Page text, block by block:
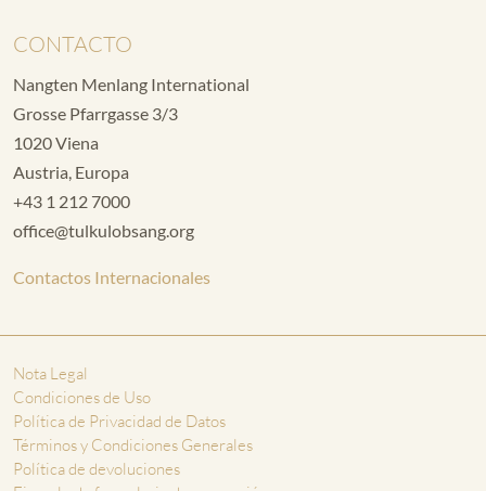
CONTACTO
Nangten Menlang International
Grosse Pfarrgasse 3/3
1020 Viena
Austria, Europa
+43 1 212 7000
office@tulkulobsang.org
Contactos Internacionales
Nota Legal
Condiciones de Uso
Política de Privacidad de Datos
Términos y Condiciones Generales
Política de devoluciones